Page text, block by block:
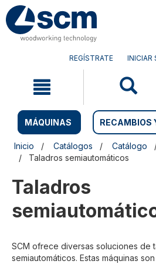
Saltar
contenido
Saltar
menú
REGÍSTRATE INICIAR
MÁQUINAS RECAMBIOS
Inicio Catálogos Catálogo
Taladros semiautomáticos
Taladros
SCM ofrece diversas soluciones de
semiautomáticos. Estas máquinas